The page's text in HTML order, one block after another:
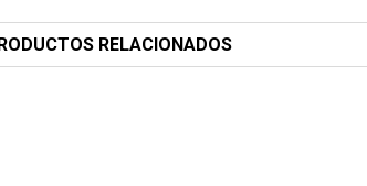
RELACIONADOS